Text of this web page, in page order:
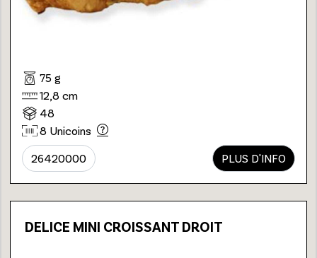
75 g
12,8 cm
48
8 Unicoins
26420000 PLUS D'INFO
DELICE MINI CROISSANT DROIT